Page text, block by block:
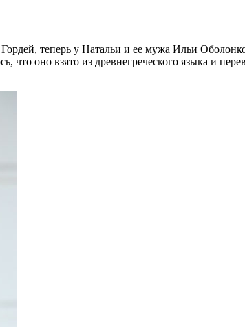
теперь у Натальи и ее мужа Ильи
оно взято из древнегреческого языка и